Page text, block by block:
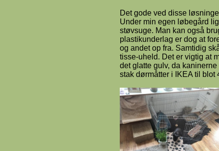
Det gode ved disse
Under min egen løbegård
støvsuge. Man kan også
plastikunderlag er dog at
og andet op fra. Samtidig
tisse-uheld. Det er vigtig at
det glatte gulv, da
stak dørmåtter i IKEA til blot